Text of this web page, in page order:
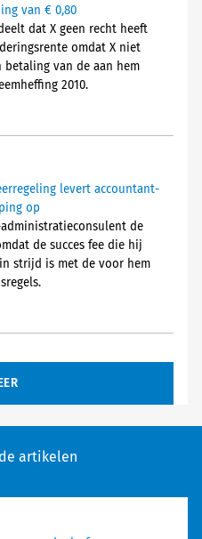
van € 0,80
dat X geen recht heeft
omdat X niet
van de aan hem
2010.
levert accountant-
op
de
de succes fee die hij
strijd is met de voor hem
artikelen